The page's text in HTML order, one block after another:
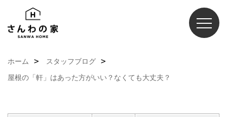
ホーム
スタッフブログ
屋根の「軒」はあった方がいい？なくても大丈夫？